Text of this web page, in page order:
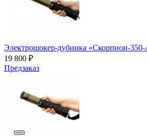
Электрошокер-дубинка «Скорпион-350-
19 800 ₽
Предзаказ